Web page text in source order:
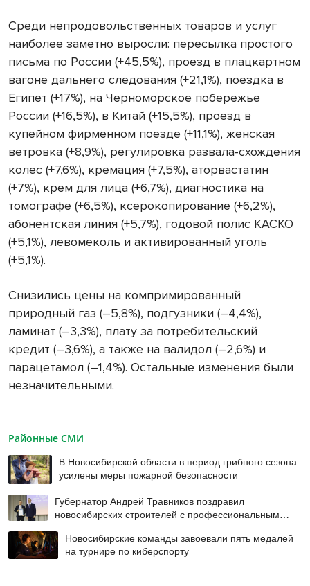
Среди непродовольственных товаров и услуг
наиболее заметно выросли: пересылка простого
письма по России (+45,5%), проезд в плацкартном
вагоне дальнего следования (+21,1%), поездка в
Египет (+17%), на Черноморское побережье
России (+16,5%), в Китай (+15,5%), проезд в
купейном фирменном поезде (+11,1%), женская
ветровка (+8,9%), регулировка развала-схождения
колес (+7,6%), кремация (+7,5%), аторвастатин
(+7%), крем для лица (+6,7%), диагностика на
томографе (+6,5%), ксерокопирование (+6,2%),
абонентская линия (+5,7%), годовой полис КАСКО
(+5,1%), левомеколь и активированный уголь
(+5,1%).
Снизились цены на компримированный
природный газ (–5,8%), подгузники (–4,4%),
ламинат (–3,3%), плату за потребительский
кредит (–3,6%), а также на валидол (–2,6%) и
парацетамол (–1,4%). Остальные изменения были
незначительными.
Районные СМИ
В Новосибирской области в период грибного сезона
усилены меры пожарной безопасности
Губернатор Андрей Травников поздравил
новосибирских строителей с профессиональным
Новосибирские команды завоевали пять медалей
на турнире по киберспорту